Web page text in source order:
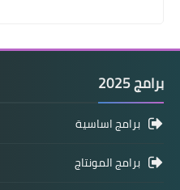
برامج 2025
برامج اساسية
برامج المونتاج